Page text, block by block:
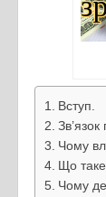
Вступ.
Чому
Що таке
Чому